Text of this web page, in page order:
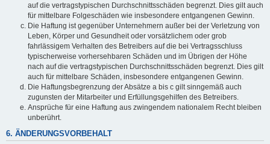
auf die vertragstypischen Durchschnittsschäden begrenzt. Dies gilt auch
für mittelbare Folgeschäden wie insbesondere entgangenen Gewinn.
Die Haftung ist gegenüber Unternehmern außer bei der Verletzung von
Leben, Körper und Gesundheit oder vorsätzlichem oder grob
fahrlässigem Verhalten des Betreibers auf die bei Vertragsschluss
typischerweise vorhersehbaren Schäden und im Übrigen der Höhe
nach auf die vertragstypischen Durchschnittsschäden begrenzt. Dies gilt
auch für mittelbare Schäden, insbesondere entgangenen Gewinn.
Die Haftungsbegrenzung der Absätze a bis c gilt sinngemäß auch
zugunsten der Mitarbeiter und Erfüllungsgehilfen des Betreibers.
Ansprüche für eine Haftung aus zwingendem nationalem Recht bleiben
unberührt.
6. ÄNDERUNGSVORBEHALT